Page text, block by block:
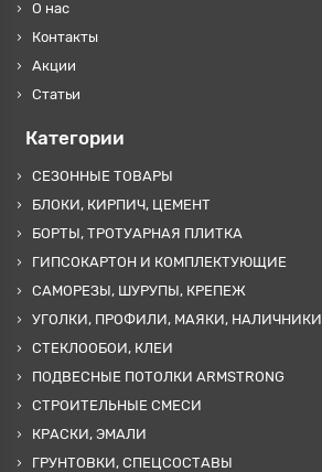
О нас
Контакты
Акции
Статьи
Категории
СЕЗОННЫЕ ТОВАРЫ
БЛОКИ, КИРПИЧ, ЦЕМЕНТ
БОРТЫ, ТРОТУАРНАЯ ПЛИТКА
ГИПСОКАРТОН И КОМПЛЕКТУЮЩИЕ
САМОРЕЗЫ, ШУРУПЫ, КРЕПЕЖ
УГОЛКИ, ПРОФИЛИ, МАЯКИ, НАЛИЧНИКИ
СТЕКЛООБОИ, КЛЕИ
ПОДВЕСНЫЕ ПОТОЛКИ ARMSTRONG
СТРОИТЕЛЬНЫЕ СМЕСИ
КРАСКИ, ЭМАЛИ
ГРУНТОВКИ, СПЕЦСОСТАВЫ